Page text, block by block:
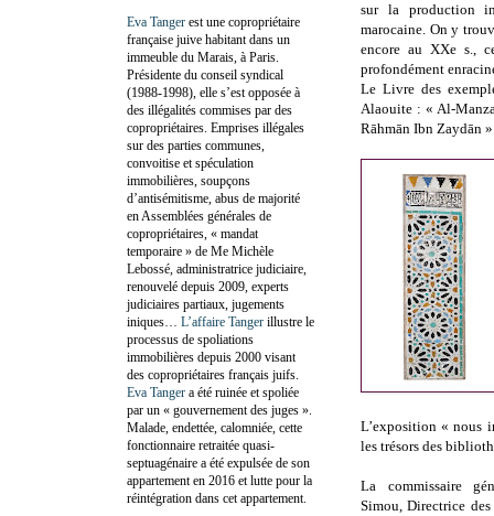
sur la production
marocaine. On y
encore au XXe s.,
profondément
Le Livre des
Alaouite : « Al-
Rāhmān Ibn Zaydān
L’exposition « nous
les trésors des
La commissaire
Simou, Directrice
Eva Tanger est une copropriétaire
française juive habitant dans un
immeuble du Marais, à Paris.
Présidente du conseil syndical
(1988-1998), elle s’est opposée à
des illégalités commises par des
copropriétaires. Emprises illégales
sur des parties communes,
convoitise et spéculation
immobilières, soupçons
d’antisémitisme, abus de majorité
en Assemblées générales de
copropriétaires, « mandat
temporaire » de Me Michèle
Lebossé, administratrice judiciaire,
renouvelé depuis 2009, experts
judiciaires partiaux, jugements
iniques… L’affaire Tanger illustre le
processus de spoliations
immobilières depuis 2000 visant
des copropriétaires français juifs.
Eva Tanger a été ruinée et spoliée
par un « gouvernement des juges ».
Malade, endettée, calomniée, cette
fonctionnaire retraitée quasi-
septuagénaire a été expulsée de son
appartement en 2016 et lutte pour la
réintégration dans cet appartement.